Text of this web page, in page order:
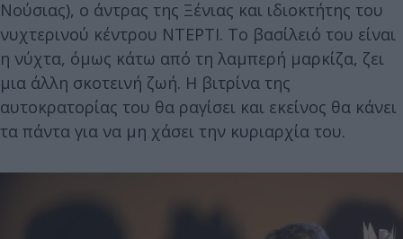
Νούσιας), ο άντρας της Ξένιας και ιδιοκτήτης του
νυχτερινού κέντρου ΝΤΕΡΤΙ. Το βασίλειό του είναι
η νύχτα, όμως κάτω από τη λαμπερή μαρκίζα, ζει
μια άλλη σκοτεινή ζωή. Η βιτρίνα της
αυτοκρατορίας του θα ραγίσει και εκείνος θα κάνει
τα πάντα για να μη χάσει την κυριαρχία του.